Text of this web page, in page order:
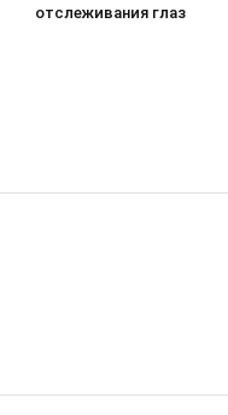
отслеживания глаз